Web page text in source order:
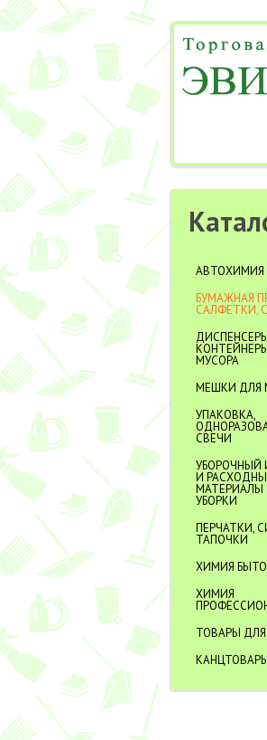
АВТОХИМИЯ
БУМАЖНАЯ
САЛФЕТКИ,
МУСОРА
МЕШКИ ДЛЯ
УПАКОВКА,
СВЕЧИ
УБОРОЧНЫЙ
И
МАТЕРИАЛЫ
УБОРКИ
ПЕРЧАТКИ,
ТАПОЧКИ
ХИМИЯ
ХИМИЯ
ТОВАРЫ